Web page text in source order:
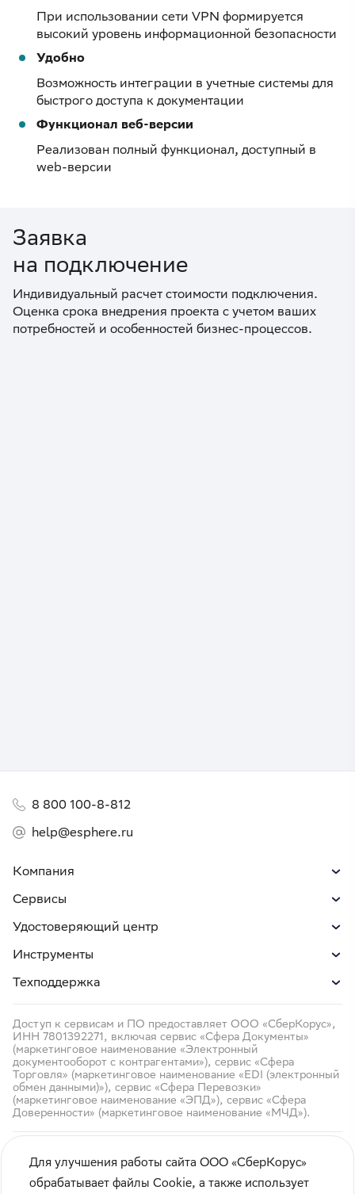
При использовании сети VPN формируется
высокий уровень информационной безопасности
Удобно
Возможность интеграции в учетные системы для
быстрого доступа к документации
Функционал веб-версии
Реализован полный функционал, доступный в
web-версии
Заявка
на подключение
Индивидуальный расчет стоимости подключения.
Оценка срока внедрения проекта с учетом ваших
потребностей и особенностей бизнес-процессов.
Компания
Сервисы
Удостоверяющий центр
Инструменты
Техподдержка
8 800 100-8-812
help@esphere.ru
Доступ к сервисам и ПО предоставляет ООО «СберКорус»,
ИНН 7801392271, включая сервис «Сфера Документы»
(маркетинговое наименование «Электронный
документооборот с контрагентами»), сервис «Сфера
Торговля» (маркетинговое наименование «EDI (электронный
обмен данными)»), сервис «Сфера Перевозки»
(маркетинговое наименование «ЭПД»), сервис «Сфера
Доверенности» (маркетинговое наименование «МЧД»).
Для улучшения работы сайта ООО «СберКорус»
обрабатывает файлы Cookie, а также использует